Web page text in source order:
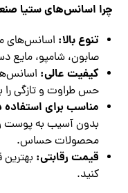
چرا اسانس‌های ستیا
تنوع بالا: اسانس‌های
صابون، شامپو،
کیفیت عالی:
حس طراوت و تازگی را
مناسب برای
بدون آسیب به پوست
محصولات حساس.
قیمت رقابتی:
کنید.